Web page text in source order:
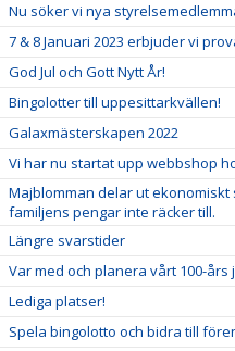
Nu söker vi nya
7 & 8 Januari 2023 erbjuder vi
God Jul och Gott Nytt År!
Bingolotter till uppesittarkvällen!
Galaxmästerskapen 2022
Vi har nu startat upp webbshop
Majblomman delar ut ekonomiskt
familjens pengar inte räcker till.
Längre svarstider
Var med och planera vårt 100-års
Lediga platser!
Spela bingolotto och bidra till